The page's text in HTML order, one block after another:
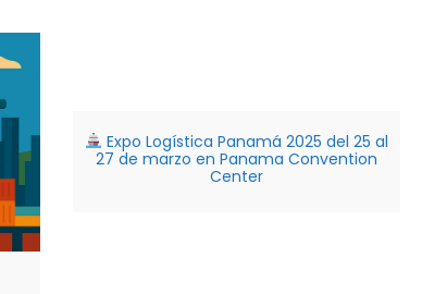
Expo Logística Panamá 2025 del 25 al
27 de marzo en Panama Convention
Center